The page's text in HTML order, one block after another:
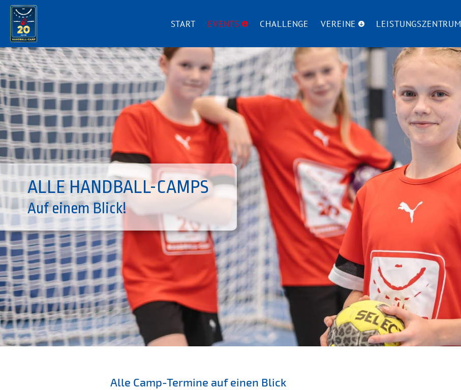
START EVENTS CHALLENGE VEREINE LEISTUNGSZENTRUM
ALLE HANDBALL-CAMPS
Auf einem Blick!
Alle Camp-Termine auf einen Blick